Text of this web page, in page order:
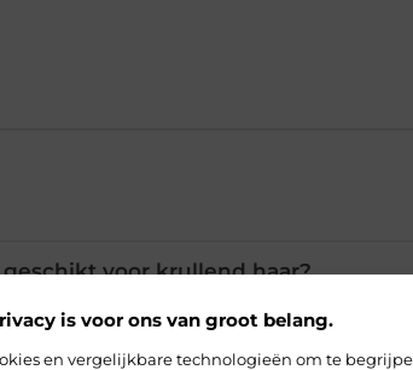
is voor ons van groot belang.
en vergelijkbare technologieën om te
voor krullend haar?
voor krullend haar?